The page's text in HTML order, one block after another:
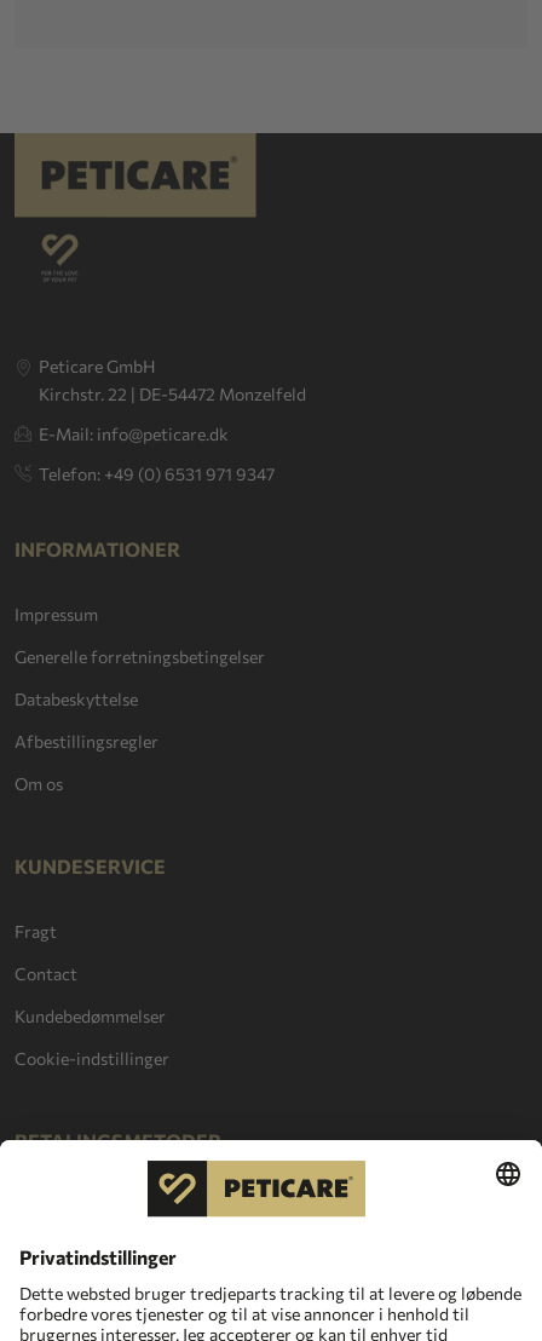
Peticare GmbH
Kirchstr. 22 | DE-54472 Monzelfeld
E-Mail: info@peticare.dk
Telefon: +49 (0) 6531 971 9347
INFORMATIONER
Impressum
Generelle forretningsbetingelser
Databeskyttelse
Afbestillingsregler
Om os
KUNDESERVICE
Fragt
Contact
Kundebedømmelser
Cookie-indstillinger
BETALINGSMETODER